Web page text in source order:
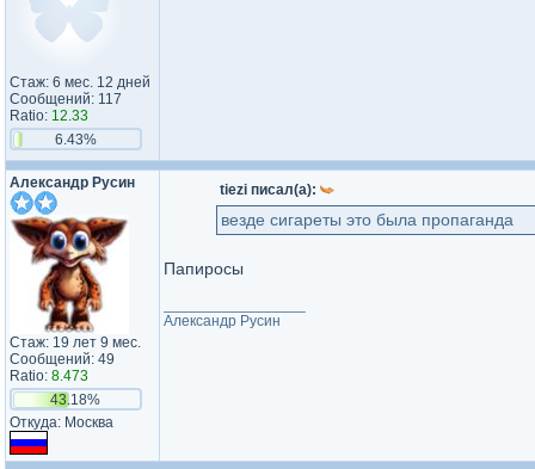
Стаж: 6 мес. 12 дней
Сообщений: 117
Ratio: 12.33
6.43%
Александр Русин
Стаж: 19 лет 9 мес.
Сообщений: 49
Ratio: 8.473
43.18%
Откуда: Москва
tiezi писал(а):
везде сигареты это была пропаганда
Папиросы
Александр Русин